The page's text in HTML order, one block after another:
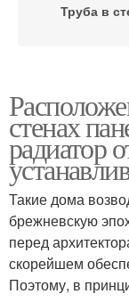
Труба в
Доступ к
стенах
радиатор
Такие дома
брежневскую
перед
скорейшем
Поэтому, в